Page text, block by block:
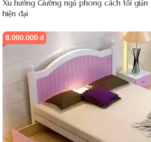
Xu hướng Giường ngủ phong cách tối
hiện đại
8.000.000 đ